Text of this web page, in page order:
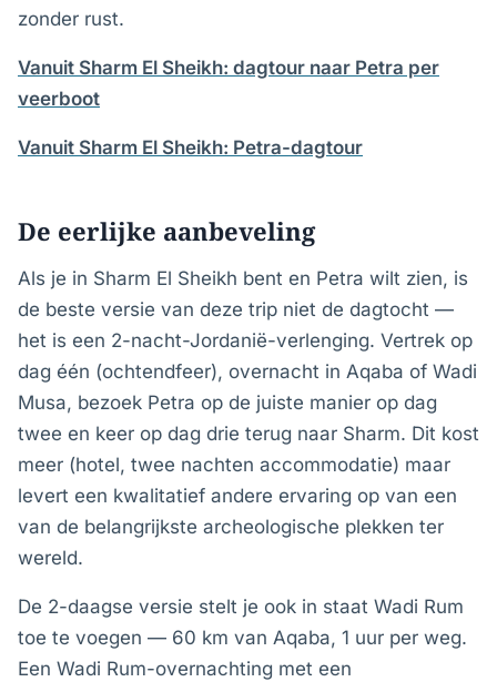
zonder rust.
Vanuit Sharm El Sheikh: dagtour naar Petra per
veerboot
Vanuit Sharm El Sheikh: Petra-dagtour
De eerlijke aanbeveling
Als je in Sharm El Sheikh bent en Petra wilt zien, is
de beste versie van deze trip niet de dagtocht —
het is een 2-nacht-Jordanië-verlenging. Vertrek op
dag één (ochtendfeer), overnacht in Aqaba of Wadi
Musa, bezoek Petra op de juiste manier op dag
twee en keer op dag drie terug naar Sharm. Dit kost
meer (hotel, twee nachten accommodatie) maar
levert een kwalitatief andere ervaring op van een
van de belangrijkste archeologische plekken ter
wereld.
De 2-daagse versie stelt je ook in staat Wadi Rum
toe te voegen — 60 km van Aqaba, 1 uur per weg.
Een Wadi Rum-overnachting met een